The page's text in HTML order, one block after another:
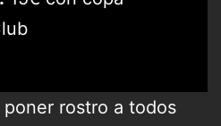
poner rostro a todos